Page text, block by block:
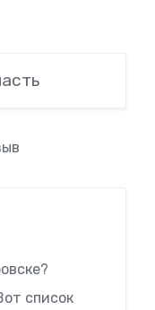
список